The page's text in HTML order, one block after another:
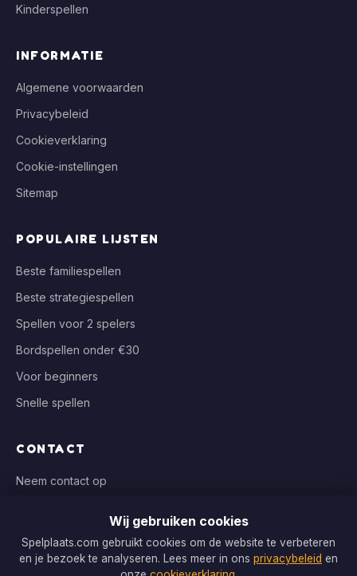
Kinderspellen
INFORMATIE
Algemene voorwaarden
Privacybeleid
Cookieverklaring
Cookie-instellingen
Sitemap
POPULAIRE LIJSTEN
Beste familiespellen
Beste strategiespellen
Spellen voor 2 spelers
Bordspellen onder €30
Voor beginners
Snelle spellen
CONTACT
Neem contact op
WIJ VERGELIJKEN BIJ
Wij gebruiken cookies
Spelplaats.com gebruikt cookies om de website te verbeteren
en je bezoek te analyseren. Lees meer in ons privacybeleid en